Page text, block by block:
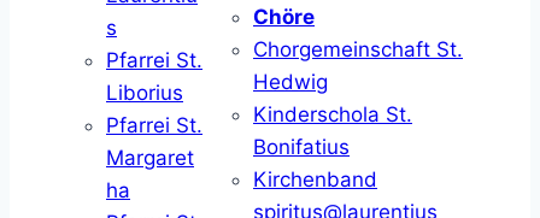
s
Pfarrei St.
Liborius
Pfarrei St.
Margaret
ha
Chöre
Chorgemeinschaft St.
Hedwig
Kinderschola St.
Bonifatius
Kirchenband
spiritus@laurentius